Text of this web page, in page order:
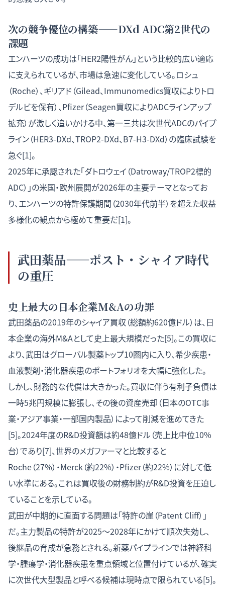
次の競争優位の構築——DXd ADC第2世代の
課題
エンハーツの成功は「HER2陽性がん」という比較的広い適応
に支えられているが、市場は急速に変化している。ロシュ
（Roche）、ギリアド（Gilead、Immunomedics買収によりトロ
デルビを保有）、Pfizer（Seagen買収によりADCラインアップ
拡充）が激しく追いかける中、第一三共は次世代ADCのパイプ
ライン（HER3-DXd、TROP2-DXd、B7-H3-DXd）の臨床試験を
急ぐ[1]。
2025年に承認された「ダトロウェイ（Datroway/TROP2標的
ADC）」の米国・欧州展開が2026年の主要テーマとなってお
り、エンハーツの特許保護期間（2030年代前半）を超えた収益
多様化の観点から極めて重要だ[1]。
武田薬品——ポスト・シャイア時代
の重圧
史上最大の日本企業M&Aの功罪
武田薬品の2019年のシャイア買収（総額約620億ドル）は、日
本企業の海外M&Aとして史上最大規模だった[5]。この買収に
より、武田はグローバル製薬トップ10圏内に入り、希少疾患・
血液製剤・消化器疾患のポートフォリオを大幅に強化した。
しかし、財務的な代償は大きかった。買収に伴う有利子負債は
一時5兆円規模に膨張し、その後の資産売却（日本のOTC事
業・アジア事業・一部国内製品）によって削減を進めてきた
[5]。2024年度のR&D投資額は約48億ドル（売上比中位10%
台）であり[7]、世界のメガファーマと比較すると
Roche（27%）・Merck（約22%）・Pfizer（約22%）に対して低
い水準にある。これは買収後の財務制約がR&D投資を圧迫し
ていることを示している。
武田が中期的に直面する問題は「特許の崖（Patent Cliff）」
だ。主力製品の特許が2025〜2028年にかけて順次失効し、
後継品の育成が急務とされる。新薬パイプラインでは神経科
学・腫瘍学・消化器疾患を重点領域と位置付けているが、確実
に次世代大型製品と呼べる候補は現時点で限られている[5]。